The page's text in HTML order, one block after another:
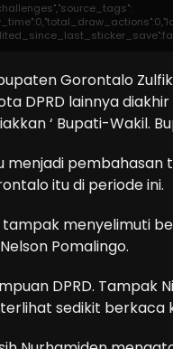
Gorontalo
DPRD lainnya
‘ Bupati-Wakil.
menjadi
itu di periode ini.
menyelimuti
Pomalingo.
DPRD. Tampak
sedikit berkaca